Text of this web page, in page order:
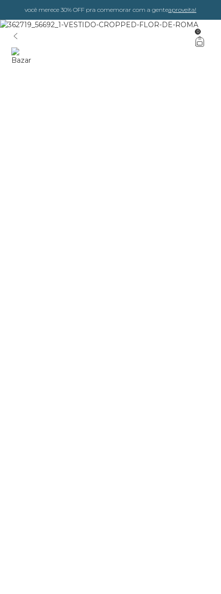
você merece 30% OFF pra comemorar com a genteaproveita!
0